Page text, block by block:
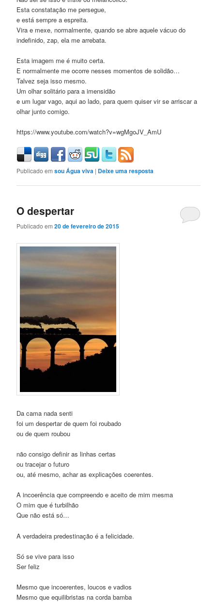
Esta constatação me persegue,
e está sempre a espreita.
Vira e mexe, normalmente, quando se abre aquele vácuo do
indefinido, zap, ela me arrebata.
Esta imagem me é muito certa.
E normalmente me ocorre nesses momentos de solidão…
Talvez seja isso mesmo.
Um olhar solitário para a imensidão
e um lugar vago, aqui ao lado, para quem quiser vir se arriscar a
olhar junto comigo.
https://www.youtube.com/watch?v=wgMgoJV_AmU
Publicado em sou Água viva | Deixe uma resposta
O despertar
Publicado em20 de fevereiro de 2015
Da cama nada senti
foi um despertar de quem foi roubado
ou de quem roubou
não consigo definir as linhas certas
ou tracejar o futuro
ou, até mesmo, achar as explicações coerentes.
A incoerência que compreendo e aceito de mim mesma
O mim que é turbilhão
Que não está só…
A verdadeira predestinação é a felicidade.
Só se vive para isso
Ser feliz
Mesmo que incoerentes, loucos e vadios
Mesmo que equilibristas na corda bamba